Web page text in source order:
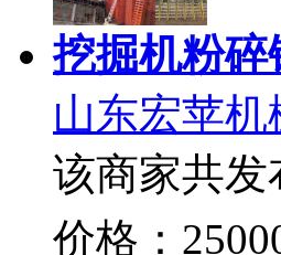
挖掘机粉碎
山东宏苹机
该商家共发
价格：